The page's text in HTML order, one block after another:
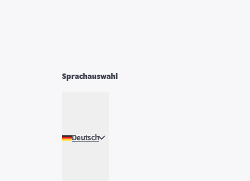
Sprachauswahl
Deutsch